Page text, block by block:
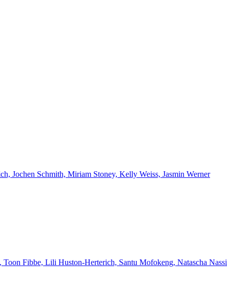
Jochen Schmith, Miriam Stoney, Kelly Weiss, Jasmin Werner
Fibbe, Lili Huston-Herterich, Santu Mofokeng, Natascha